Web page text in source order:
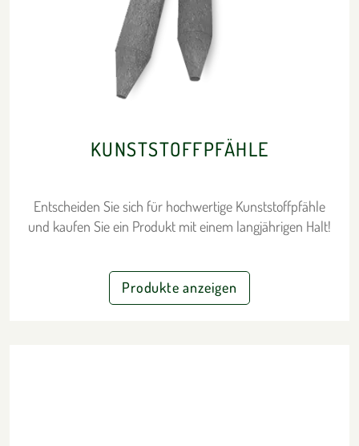
KUNSTSTOFFPFÄHLE
Entscheiden Sie sich für hochwertige Kunststoffpfähle
und kaufen Sie ein Produkt mit einem langjährigen Halt!
Produkte anzeigen